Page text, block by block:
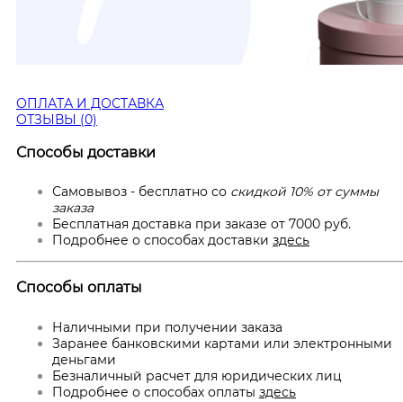
ОПЛАТА И ДОСТАВКА
ОТЗЫВЫ (0)
Способы доставки
Самовывоз - бесплатно со скидкой 10% от суммы
заказа
Бесплатная доставка при заказе от 7000 руб.
Подробнее о способах доставки здесь
Способы оплаты
Наличными при получении заказа
Заранее банковскими картами или электронными
деньгами
Безналичный расчет для юридических лиц
Подробнее о способах оплаты здесь